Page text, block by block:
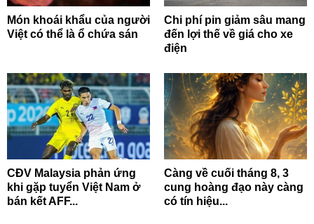
Món khoái khẩu của người
Việt có thể là ổ chứa sán
Chi phí pin giảm sâu mang
đến lợi thế về giá cho xe
điện
CĐV Malaysia phản ứng
khi gặp tuyển Việt Nam ở
bán kết AFF...
Càng về cuối tháng 8, 3
cung hoàng đạo này càng
có tín hiệu...